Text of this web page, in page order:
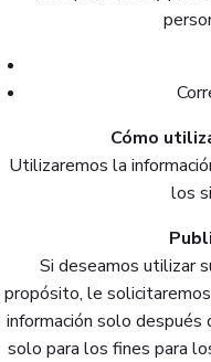
Cómo
Utilizaremos la
los
Si deseamos utilizar
propósito, le
información solo después
solo para los fines para